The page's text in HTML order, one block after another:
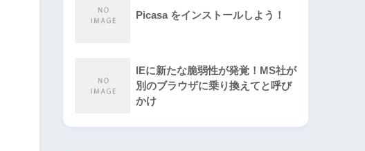
Picasa をインストールしよう！
IEに新たな脆弱性が発覚！MS社が
別のブラウザに乗り換えてと呼び
かけ